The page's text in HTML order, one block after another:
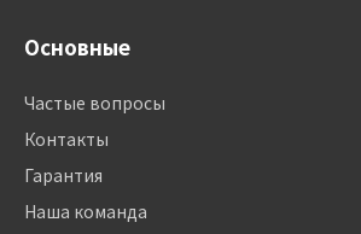
Основные
Частые вопросы
Контакты
Гарантия
Наша команда